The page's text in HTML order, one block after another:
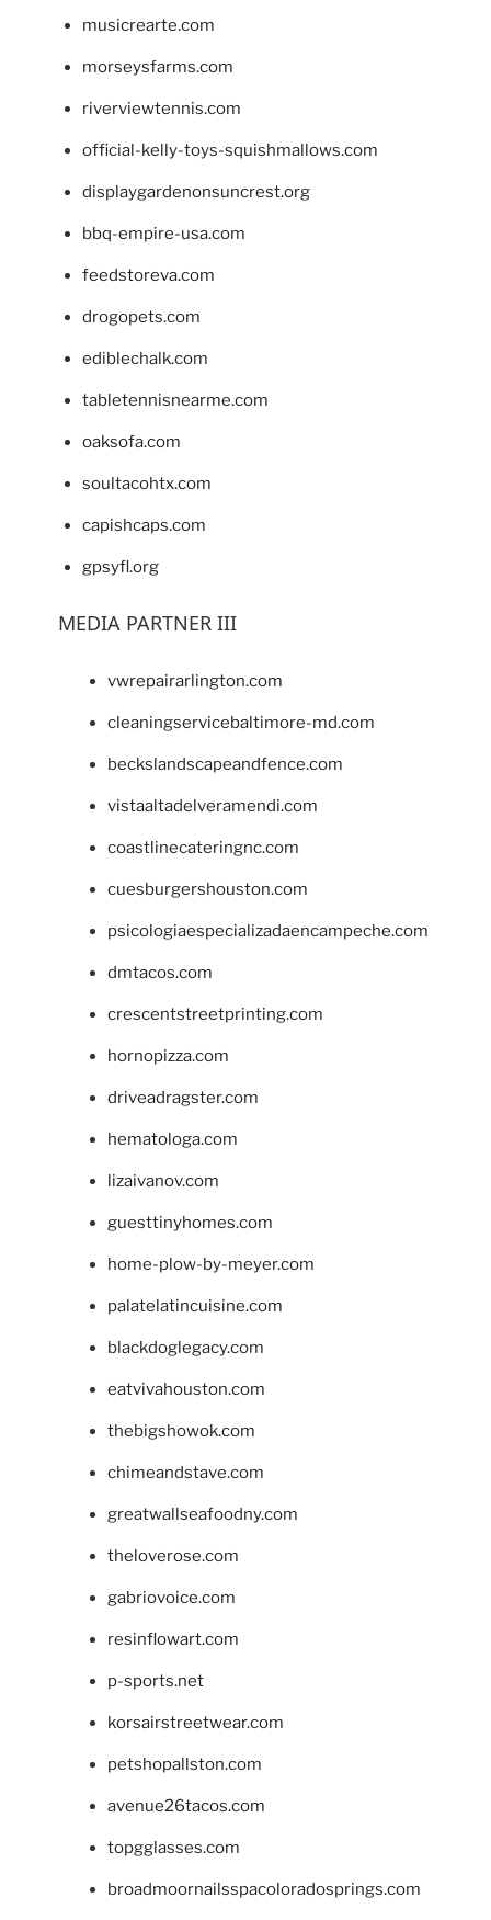
musicrearte.com
morseysfarms.com
riverviewtennis.com
official-kelly-toys-squishmallows.com
displaygardenonsuncrest.org
bbq-empire-usa.com
feedstoreva.com
drogopets.com
ediblechalk.com
tabletennisnearme.com
oaksofa.com
soultacohtx.com
capishcaps.com
gpsyfl.org
MEDIA PARTNER III
vwrepairarlington.com
cleaningservicebaltimore-md.com
beckslandscapeandfence.com
vistaaltadelveramendi.com
coastlinecateringnc.com
cuesburgershouston.com
psicologiaespecializadaencampeche.com
dmtacos.com
crescentstreetprinting.com
hornopizza.com
driveadragster.com
hematologa.com
lizaivanov.com
guesttinyhomes.com
home-plow-by-meyer.com
palatelatincuisine.com
blackdoglegacy.com
eatvivahouston.com
thebigshowok.com
chimeandstave.com
greatwallseafoodny.com
theloverose.com
gabriovoice.com
resinflowart.com
p-sports.net
korsairstreetwear.com
petshopallston.com
avenue26tacos.com
topgglasses.com
broadmoornailsspacoloradosprings.com